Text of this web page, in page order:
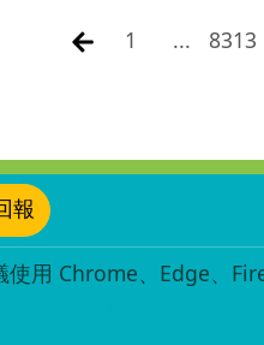
1 ... 8313
報
用 Chrome、Edge、